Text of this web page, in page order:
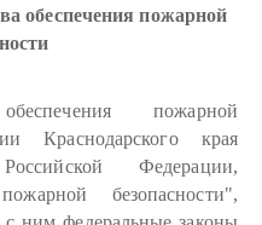
обеспечения пожарной
пожарной
Краснодарского края
Федерации,
безопасности",